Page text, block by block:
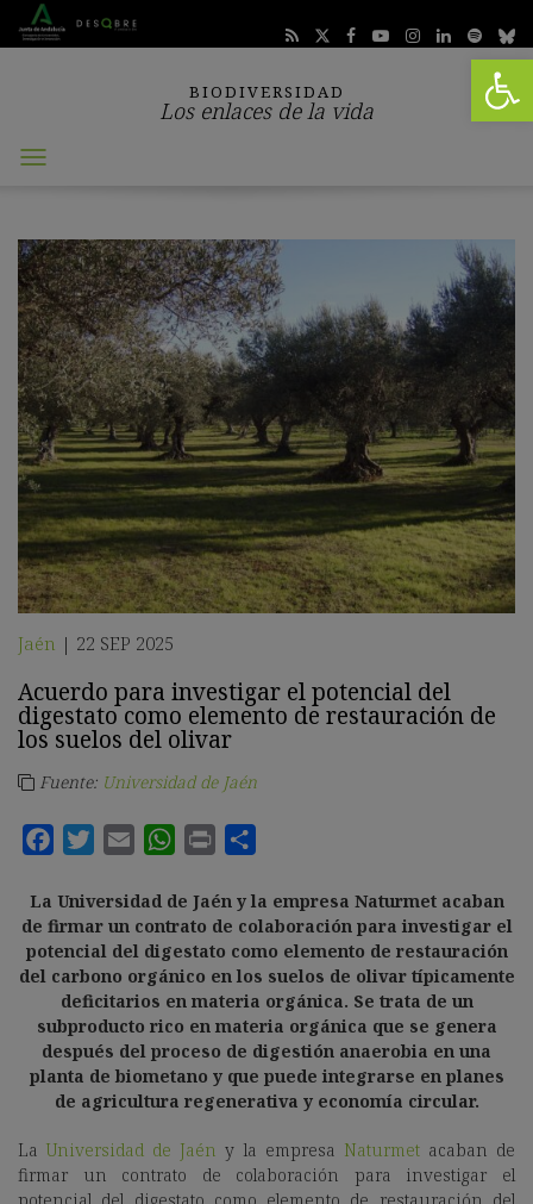
Abrir
BIODIVERSIDAD
Los enlaces de la vida
Abrir
Jaén | 22 SEP 2025
Acuerdo para investigar el potencial del
digestato como elemento de restauración de
los suelos del olivar
Fuente: Universidad de Jaén
La Universidad de Jaén y la empresa Naturmet acaban
de firmar un contrato de colaboración para investigar el
potencial del digestato como elemento de restauración
del carbono orgánico en los suelos de olivar típicamente
deficitarios en materia orgánica. Se trata de un
subproducto rico en materia orgánica que se genera
después del proceso de digestión anaerobia en una
planta de biometano y que puede integrarse en planes
de agricultura regenerativa y economía circular.
LaUniversidad de Jaén y la empresa Naturmetacaban de
firmar un contrato de colaboración para investigar el
potencial del digestato como elemento de restauración del